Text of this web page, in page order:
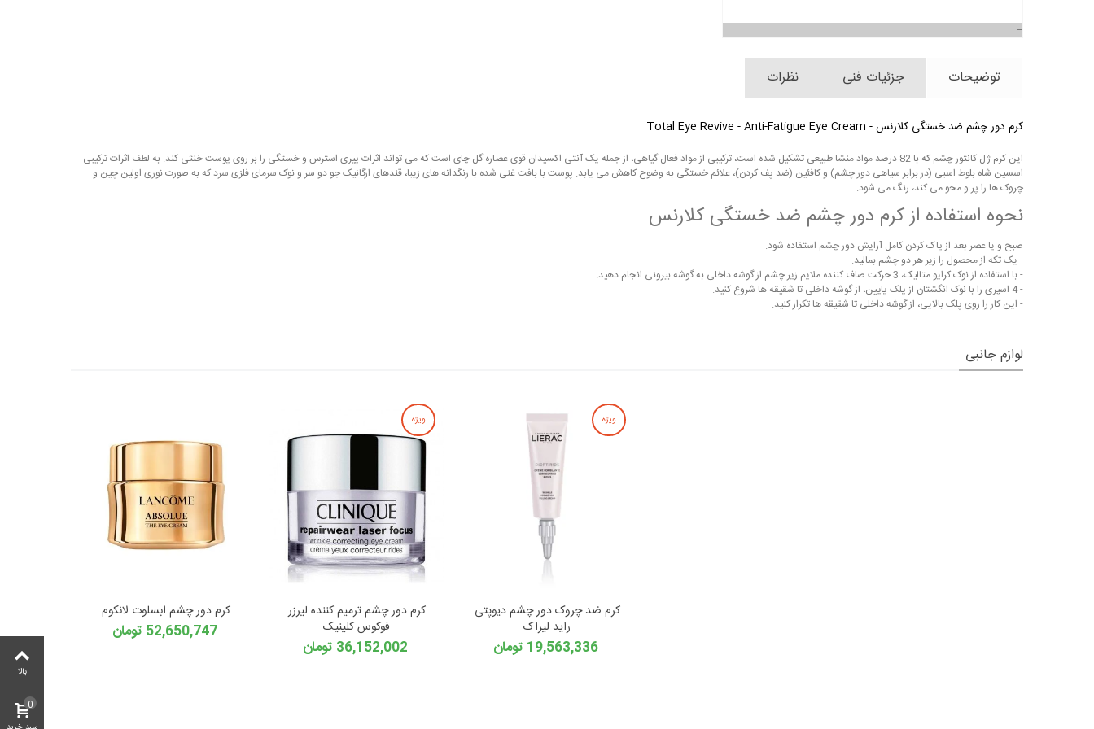
توضیحات جزئیات فنی نظرات
کرم دور چشم ضد خستگی کلارنس - Total Eye Revive - Anti-Fatigue Eye Cream
این کرم ژل کانتور چشم که با 82 درصد مواد منشا طبیعی تشکیل شده است، ترکیبی از مواد فعال گیاهی، از جمله یک آنتی اکسیدان قوی عصاره گل چای است که می تواند اثرات پیری استرس و خستگی را بر روی پوست خنثی کند. به لطف اثرات ترکیبی
اسسین شاه بلوط اسبی (در برابر سیاهی دور چشم) و کافئین (ضد پف کردن)، علائم خستگی به وضوح کاهش می یابد. پوست با بافت غنی شده با رنگدانه های زیبا، قندهای ارگانیک جو دو سر و نوک سرمای فلزی سرد که به صورت نوری اولین چین و
چروک ها را پر و محو می کند، رنگ می شود.
نحوه استفاده از کرم دور چشم ضد خستگی کلارنس
صبح و یا عصر بعد از پاک کردن کامل آرایش دور چشم استفاده شود.
- یک تکه از محصول را زیر هر دو چشم بمالید.
- با استفاده از نوک کرایو متالیک، 3 حرکت صاف کننده ملایم زیر چشم از گوشه داخلی به گوشه بیرونی انجام دهید.
- 4 اسپری را با نوک انگشتان از پلک پایین، از گوشه داخلی تا شقیقه ها شروع کنید.
- این کار را روی پلک بالایی، از گوشه داخلی تا شقیقه ها تکرار کنید.
لوازم جانبی
کرم دور چشم ابسلوت لانکوم
52,650,747 تومان
ویژه
کرم دور چشم ترمیم کننده لیرزر
فوکوس کلینیک
36,152,002 تومان
ویژه
کرم ضد چروک دور چشم دیوپتی
راید لیراک
19,563,336 تومان
بالا
0